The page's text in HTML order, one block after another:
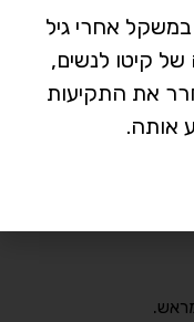
אחרי גיל
קיטו לנשים,
את התקיעות
אותה.